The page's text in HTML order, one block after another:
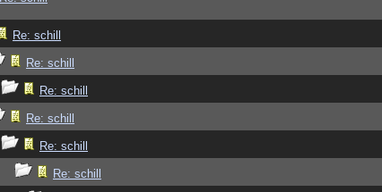
Re: schill
Re: schill
Re: schill
Re: schill
Re: schill
Re: schill